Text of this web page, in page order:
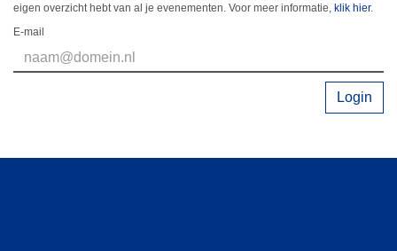
eigen overzicht hebt van al je evenementen. Voor meer informatie, klik hier.
E-mail
Login